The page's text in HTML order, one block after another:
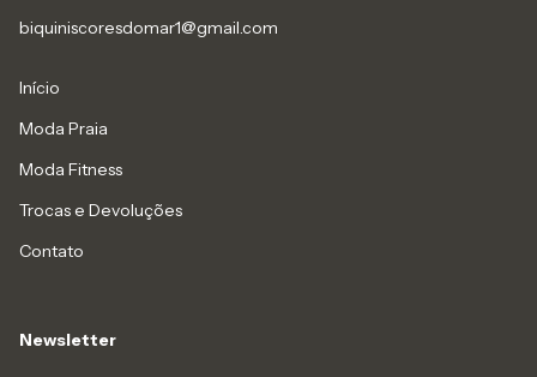
biquiniscoresdomar1@gmail.com
Início
Moda Praia
Moda Fitness
Trocas e Devoluções
Contato
Newsletter